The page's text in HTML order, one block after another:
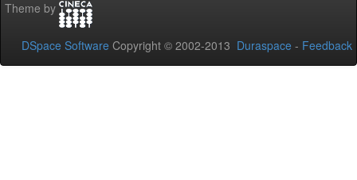
Theme by
DSpace Software Copyright © 2002-2013 Duraspace - Feedback